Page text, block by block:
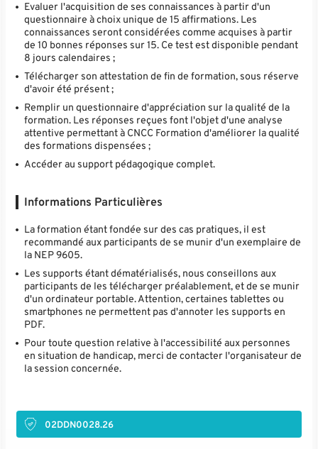
Evaluer l'acquisition de ses connaissances à partir d'un
questionnaire à choix unique de 15 affirmations. Les
connaissances seront considérées comme acquises à partir
de 10 bonnes réponses sur 15. Ce test est disponible pendant
8 jours calendaires ;
Télécharger son attestation de fin de formation, sous réserve
d'avoir été présent ;
Remplir un questionnaire d'appréciation sur la qualité de la
formation. Les réponses reçues font l'objet d'une analyse
attentive permettant à CNCC Formation d'améliorer la qualité
des formations dispensées ;
Accéder au support pédagogique complet.
Informations Particulières
La formation étant fondée sur des cas pratiques, il est
recommandé aux participants de se munir d'un exemplaire de
la NEP 9605.
Les supports étant dématérialisés, nous conseillons aux
participants de les télécharger préalablement, et de se munir
d'un ordinateur portable. Attention, certaines tablettes ou
smartphones ne permettent pas d'annoter les supports en
PDF.
Pour toute question relative à l'accessibilité aux personnes
en situation de handicap, merci de contacter l'organisateur de
la session concernée.
02DDN0028.26